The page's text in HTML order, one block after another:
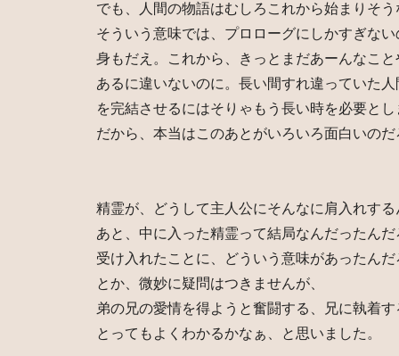
でも、人間の物語はむしろこれから始まりそ
そういう意味では、プロローグにしかすぎな
身もだえ。これから、きっとまだあーんなこ
あるに違いないのに。長い間すれ違っていた
を完結させるにはそりゃもう長い時を必要と
だから、本当はこのあとがいろいろ面白いの
精霊が、どうして主人公にそんなに肩入れす
あと、中に入った精霊って結局なんだったんだ
受け入れたことに、どういう意味があったんだ
とか、微妙に疑問はつきませんが、
弟の兄の愛情を得ようと奮闘する、兄に執着
とってもよくわかるかなぁ、と思いました。